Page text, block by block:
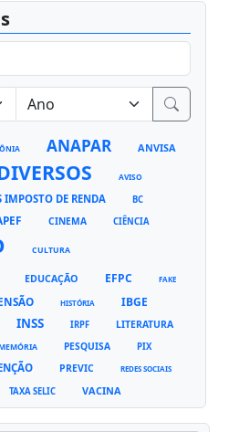
ANAPAR ANVISA
AVISO
IMPOSTO DE RENDA BC
CINEMA CIÊNCIA
CULTURA
EDUCAÇÃO EFPC FAKE
HISTÓRIA IBGE
INSS IRPF LITERATURA
PESQUISA PIX
PREVIC REDES SOCIAIS
TAXA SELIC VACINA